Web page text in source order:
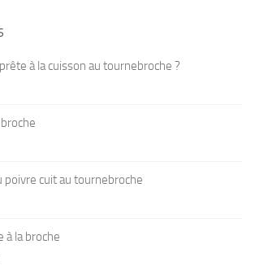
à la cuisson au tournebroche ?
poivre cuit au tournebroche
à la broche